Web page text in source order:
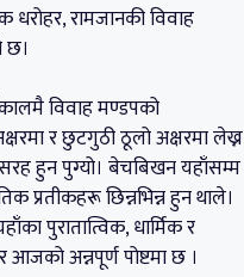
रामजानकी विवाह
छ।
विवाह मण्डपको
र छुटगुठी ठूलो अक्षरमा लेख्न
सरह हुन पुग्यो। बेचबिखन यहाँसम्म
प्रतीकहरू छिन्नभिन्न हुन थाले।
पुरातात्विक, धार्मिक र
अन्नपूर्ण पोष्टमा छ ।